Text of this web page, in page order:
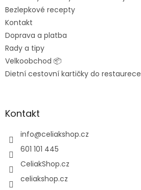
Bezlepkové recepty
Kontakt
Doprava a platba
Rady a tipy
Velkoobchod 📦
Dietní cestovní kartičky do restaurece
Kontakt
info@celiakshop.cz
601 101 445
CeliakShop.cz
celiakshop.cz